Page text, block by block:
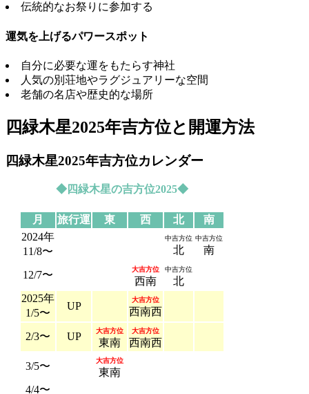
伝統的なお祭りに参加する
運気を上げるパワースポット
自分に必要な運をもたらす神社
人気の別荘地やラグジュアリーな空間
老舗の名店や歴史的な場所
四緑木星2025年吉方位と開運方法
四緑木星2025年吉方位カレンダー
◆四緑木星の吉方位2025◆
月 旅行運 東 西 北
南
2024年
11/8〜
中吉方位
北
中吉方位
南
12/7〜 大吉方位
西南
中吉方位
北
2025年
1/5〜
UP
大吉方位
西南西
2/3〜 UP 大吉方位
東南
大吉方位
西南西
3/5〜
大吉方位
東南
4/4〜